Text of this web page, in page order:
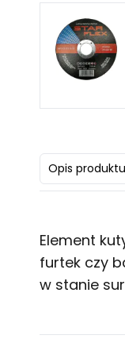
Opis produktu
Element
furtek czy
w stanie